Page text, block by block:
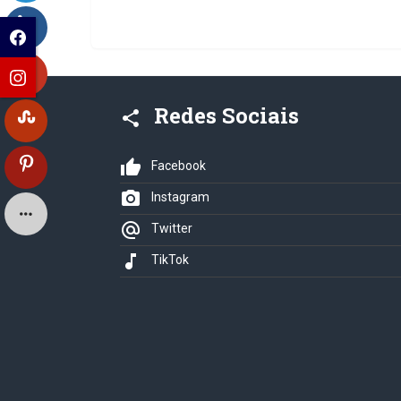
share Redes Sociais
thumb_up Facebook
photo_camera Instagram
alternate_email Twitter
music_note TikTok